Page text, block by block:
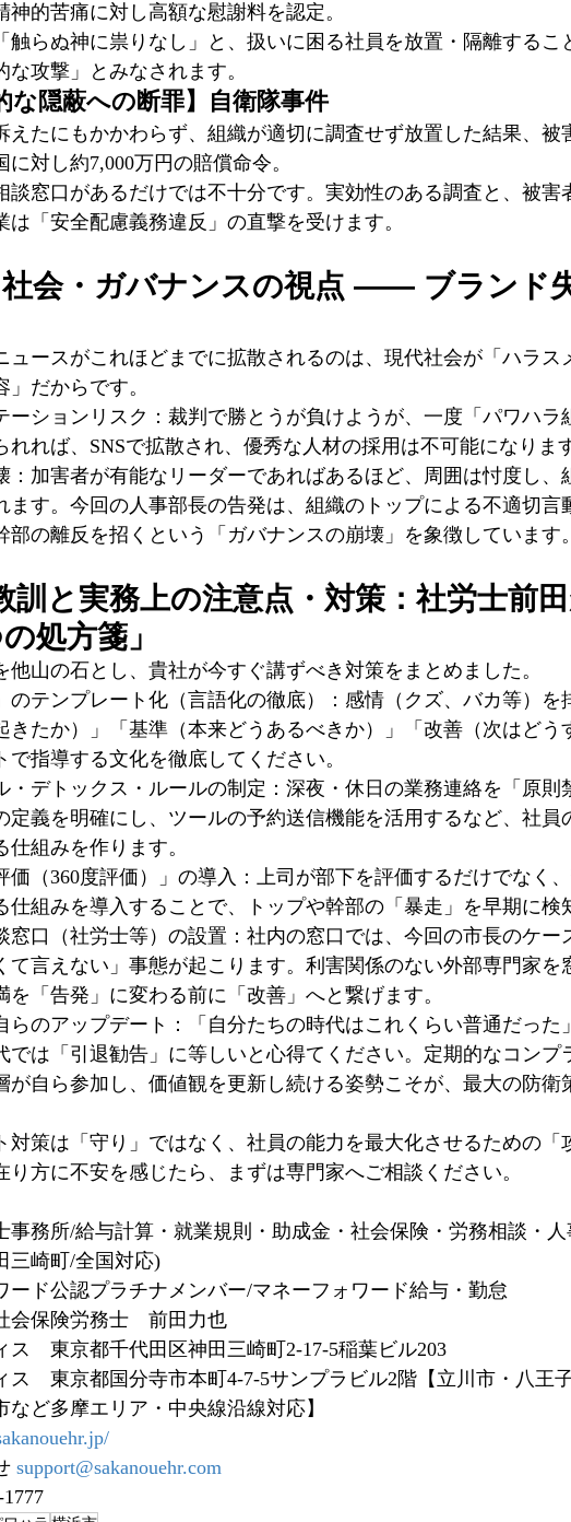
神的苦痛に対し高額な慰謝料を認定。
触らぬ神に祟りなし」と、扱いに困る社員を放置・隔離するこ
な攻撃」とみなされます。
隠蔽への断罪】自衛隊事件
えたにもかかわらず、組織が適切に調査せず放置した結果、被
に対し約7,000万円の賠償命令。
談窓口があるだけでは不十分です。実効性のある調査と、被害
は「安全配慮義務違反」の直撃を受けます。
会・ガバナンスの視点 —— ブランド
ュースがこれほどまでに拡散されるのは、現代社会が「ハラス
だからです。
ーションリスク：裁判で勝とうが負けようが、一度「パワハラ
れれば、SNSで拡散され、優秀な人材の採用は不可能になります
：加害者が有能なリーダーであればあるほど、周囲は忖度し、
ます。今回の人事部長の告発は、組織のトップによる不適切言
部の離反を招くという「ガバナンスの崩壊」を象徴しています。
訓と実務上の注意点・対策：社労士前
処方箋」
他山の石とし、貴社が今すぐ講ずべき対策をまとめました。
のテンプレート化（言語化の徹底）：感情（クズ、バカ等）を
きたか）」「基準（本来どうあるべきか）」「改善（次はどう
で指導する文化を徹底してください。
・デトックス・ルールの制定：深夜・休日の業務連絡を「原則
定義を明確にし、ツールの予約送信機能を活用するなど、社員
仕組みを作ります。
価（360度評価）」の導入：上司が部下を評価するだけでなく
仕組みを導入することで、トップや幹部の「暴走」を早期に検
窓口（社労士等）の設置：社内の窓口では、今回の市長のケー
て言えない」事態が起こります。利害関係のない外部専門家を
を「告発」に変わる前に「改善」へと繋げます。
らのアップデート：「自分たちの時代はこれくらい普通だった
では「引退勧告」に等しいと心得てください。定期的なコンプ
が自ら参加し、価値観を更新し続ける姿勢こそが、最大の防衛
対策は「守り」ではなく、社員の能力を最大化させるための「
り方に不安を感じたら、まずは専門家へご相談ください。
事務所/給与計算・就業規則・助成金・社会保険・労務相談・
三崎町/全国対応)
ード公認プラチナメンバー/マネーフォワード給与・勤怠
会保険労務士　前田力也
ス　東京都千代田区神田三崎町2-17-5稲葉ビル203
ス　東京都国分寺市本町4-7-5サンプラビル2階【立川市・八王
など多摩エリア・中央線沿線対応】
support@sakanouehr.com